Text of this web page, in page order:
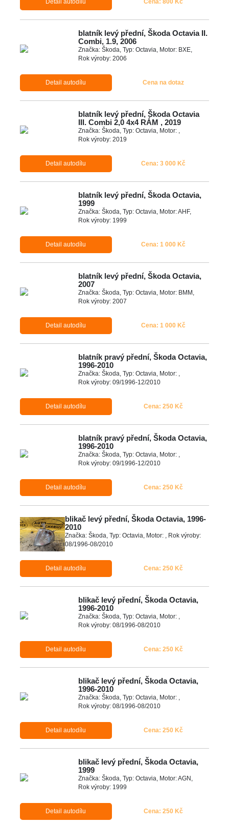
blatník levý přední, Škoda Octavia II.
Combi, 1.9, 2006
Značka: Škoda, Typ: Octavia, Motor: BXE,
Rok výroby: 2006
Detail autodílu Cena na dotaz
blatník levý přední, Škoda Octavia
III. Combi 2,0 4x4 RÁM , 2019
Značka: Škoda, Typ: Octavia, Motor: ,
Rok výroby: 2019
Detail autodílu Cena: 3 000 Kč
blatník levý přední, Škoda Octavia,
1999
Značka: Škoda, Typ: Octavia, Motor: AHF,
Rok výroby: 1999
Detail autodílu Cena: 1 000 Kč
blatník levý přední, Škoda Octavia,
2007
Značka: Škoda, Typ: Octavia, Motor: BMM,
Rok výroby: 2007
Detail autodílu Cena: 1 000 Kč
blatník pravý přední, Škoda Octavia,
1996-2010
Značka: Škoda, Typ: Octavia, Motor: ,
Rok výroby: 09/1996-12/2010
Detail autodílu Cena: 250 Kč
blatník pravý přední, Škoda Octavia,
1996-2010
Značka: Škoda, Typ: Octavia, Motor: ,
Rok výroby: 09/1996-12/2010
Detail autodílu Cena: 250 Kč
blikač levý přední, Škoda Octavia, 1996-
2010
Značka: Škoda, Typ: Octavia, Motor: , Rok výroby:
08/1996-08/2010
Detail autodílu Cena: 250 Kč
blikač levý přední, Škoda Octavia,
1996-2010
Značka: Škoda, Typ: Octavia, Motor: ,
Rok výroby: 08/1996-08/2010
Detail autodílu Cena: 250 Kč
blikač levý přední, Škoda Octavia,
1996-2010
Značka: Škoda, Typ: Octavia, Motor: ,
Rok výroby: 08/1996-08/2010
Detail autodílu Cena: 250 Kč
blikač levý přední, Škoda Octavia,
1999
Značka: Škoda, Typ: Octavia, Motor: AGN,
Rok výroby: 1999
Detail autodílu Cena: 250 Kč